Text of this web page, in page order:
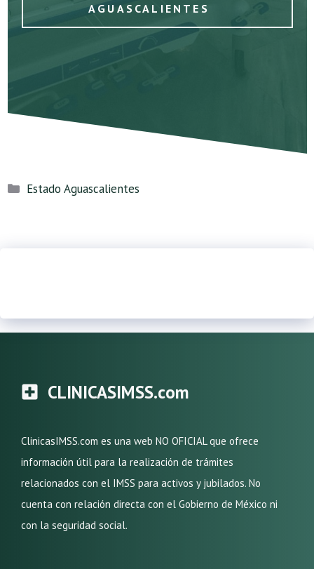
AGUASCALIENTES
Categorías
Estado Aguascalientes
CLINICASIMSS.com
ClinicasIMSS.com es una web NO OFICIAL que ofrece
información útil para la realización de trámites
relacionados con el IMSS para activos y jubilados. No
cuenta con relación directa con el Gobierno de México ni
con la seguridad social.